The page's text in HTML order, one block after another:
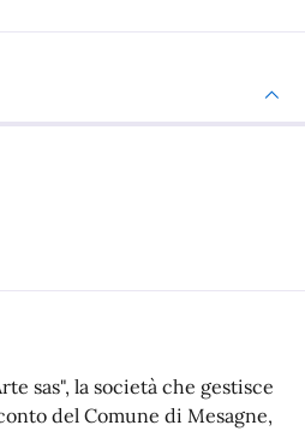
sas", la società che gestisce
del Comune di Mesagne,